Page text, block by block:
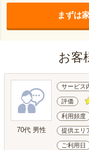
まずは
お客
70代 男性
サービス
評価
利用頻度
提供エリ
ご利用日